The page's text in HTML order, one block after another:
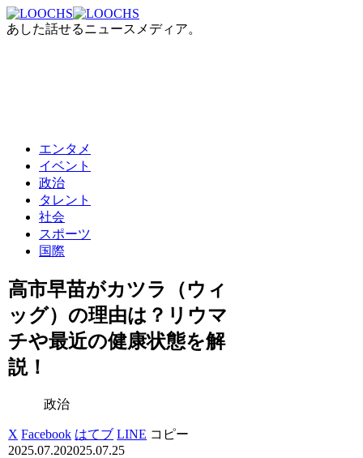
あした話せるニュースメディア。
エンタメ
イベント
政治
タレント
社会
スポーツ
国際
高市早苗がカツラ（ウィ
ッグ）の理由は？リウマ
チや最近の健康状態を解
説！
政治
X Facebook はてブ LINE コピー
2025.07.202025.07.25